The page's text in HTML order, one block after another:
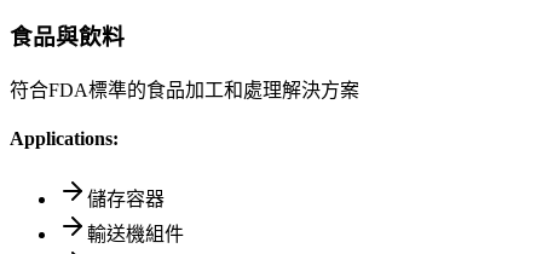
食品與飲料
符合FDA標準的食品加工和處理解決方案
Applications:
儲存容器
輸送機組件